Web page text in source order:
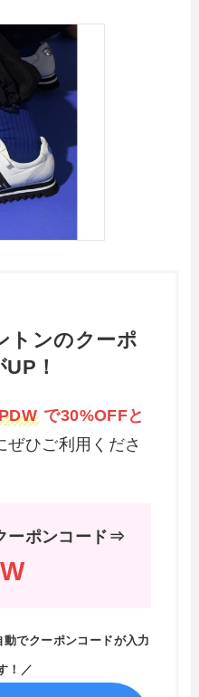
トンのクーポ
！
で30%OFFと
ぜひご利用くださ
ーポンコード⇒
でクーポンコードが入力
！／